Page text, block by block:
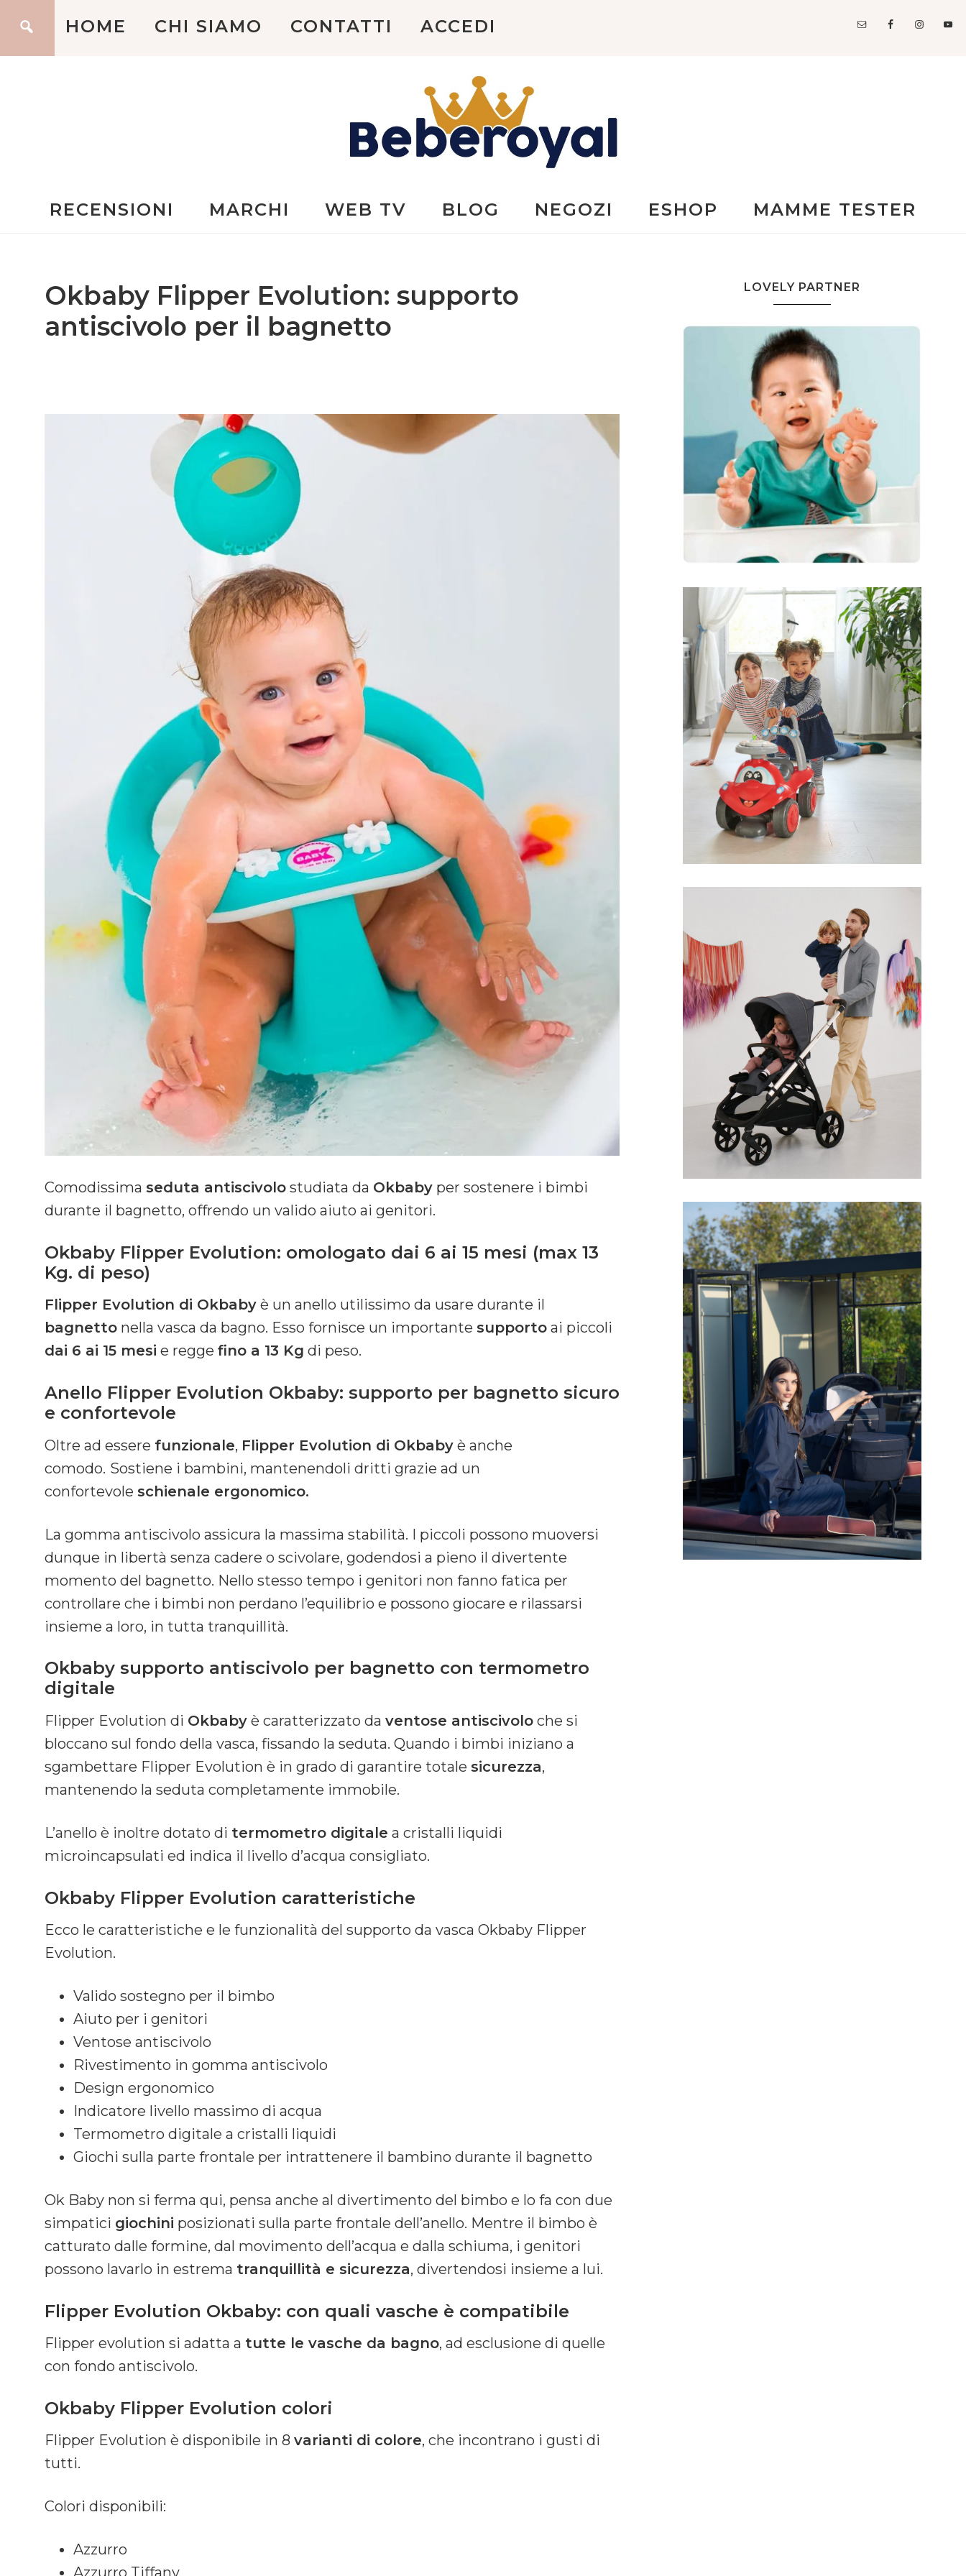
HOME CHI SIAMO CONTATTI ACCEDI
Beberoyal
RECENSIONI MARCHI WEB TV BLOG NEGOZI ESHOP MAMME TESTER
Okbaby Flipper Evolution: supporto
antiscivolo per il bagnetto
Comodissima seduta antiscivolo studiata da Okbaby per sostenere i bimbi
durante il bagnetto, offrendo un valido aiuto ai genitori.
Okbaby Flipper Evolution: omologato dai 6 ai 15 mesi (max 13
Kg. di peso)
Flipper Evolution di Okbaby è un anello utilissimo da usare durante il
bagnetto nella vasca da bagno. Esso fornisce un importante supporto ai piccoli
dai 6 ai 15 mesi e regge fino a 13 Kg di peso.
Anello Flipper Evolution Okbaby: supporto per bagnetto sicuro
e confortevole
Oltre ad essere funzionale, Flipper Evolution di Okbaby è anche
comodo. Sostiene i bambini, mantenendoli dritti grazie ad un
confortevole schienale ergonomico.
La gomma antiscivolo assicura la massima stabilità. I piccoli possono muoversi
dunque in libertà senza cadere o scivolare, godendosi a pieno il divertente
momento del bagnetto. Nello stesso tempo i genitori non fanno fatica per
controllare che i bimbi non perdano l’equilibrio e possono giocare e rilassarsi
insieme a loro, in tutta tranquillità.
Okbaby supporto antiscivolo per bagnetto con termometro
digitale
Flipper Evolution di Okbaby è caratterizzato da ventose antiscivolo che si
bloccano sul fondo della vasca, fissando la seduta. Quando i bimbi iniziano a
sgambettare Flipper Evolution è in grado di garantire totale sicurezza,
mantenendo la seduta completamente immobile.
L’anello è inoltre dotato di termometro digitale a cristalli liquidi
microincapsulati ed indica il livello d’acqua consigliato.
Okbaby Flipper Evolution caratteristiche
Ecco le caratteristiche e le funzionalità del supporto da vasca Okbaby Flipper
Evolution.
Valido sostegno per il bimbo
Aiuto per i genitori
Ventose antiscivolo
Rivestimento in gomma antiscivolo
Design ergonomico
Indicatore livello massimo di acqua
Termometro digitale a cristalli liquidi
Giochi sulla parte frontale per intrattenere il bambino durante il bagnetto
Ok Baby non si ferma qui, pensa anche al divertimento del bimbo e lo fa con due
simpatici giochini posizionati sulla parte frontale dell’anello. Mentre il bimbo è
catturato dalle formine, dal movimento dell’acqua e dalla schiuma, i genitori
possono lavarlo in estrema tranquillità e sicurezza, divertendosi insieme a lui.
Flipper Evolution Okbaby: con quali vasche è compatibile
Flipper evolution si adatta a tutte le vasche da bagno, ad esclusione di quelle
con fondo antiscivolo.
Okbaby Flipper Evolution colori
Flipper Evolution è disponibile in 8 varianti di colore, che incontrano i gusti di
tutti.
Colori disponibili:
Azzurro
LOVELY PARTNER